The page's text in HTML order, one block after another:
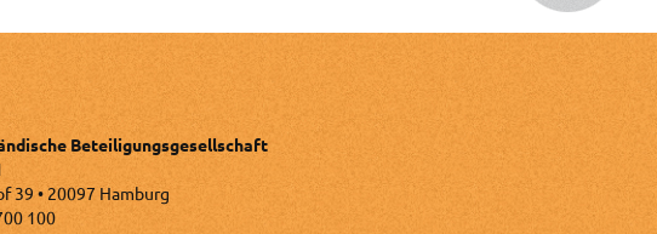
Beteiligungsgesellschaft
39 • 20097 Hamburg
100